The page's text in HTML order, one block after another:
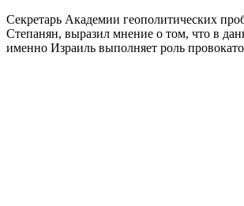
Секретарь Академии геополитических
Степанян, выразил мнение о том, что в
именно Израиль выполняет роль